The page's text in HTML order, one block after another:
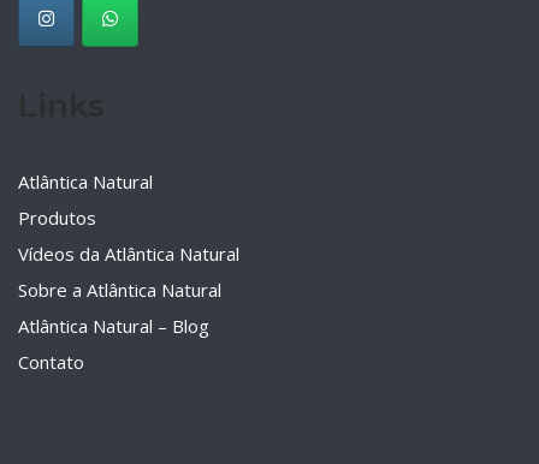
Atlântica Natural
Produtos
Vídeos da Atlântica Natural
Sobre a Atlântica Natural
Atlântica Natural – Blog
Contato